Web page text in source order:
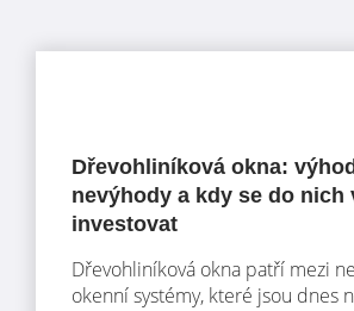
Dřevohliníková okna:
nevýhody a kdy se do nich
investovat
Dřevohliníková okna patří mezi
okenní systémy, které jsou dnes